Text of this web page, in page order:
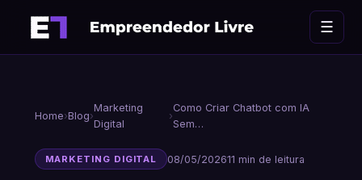
☰
Home›Blog›
Marketing
Digital
›
Como Criar Chatbot com IA
Sem…
MARKETING DIGITAL 08/05/202611 min de leitura